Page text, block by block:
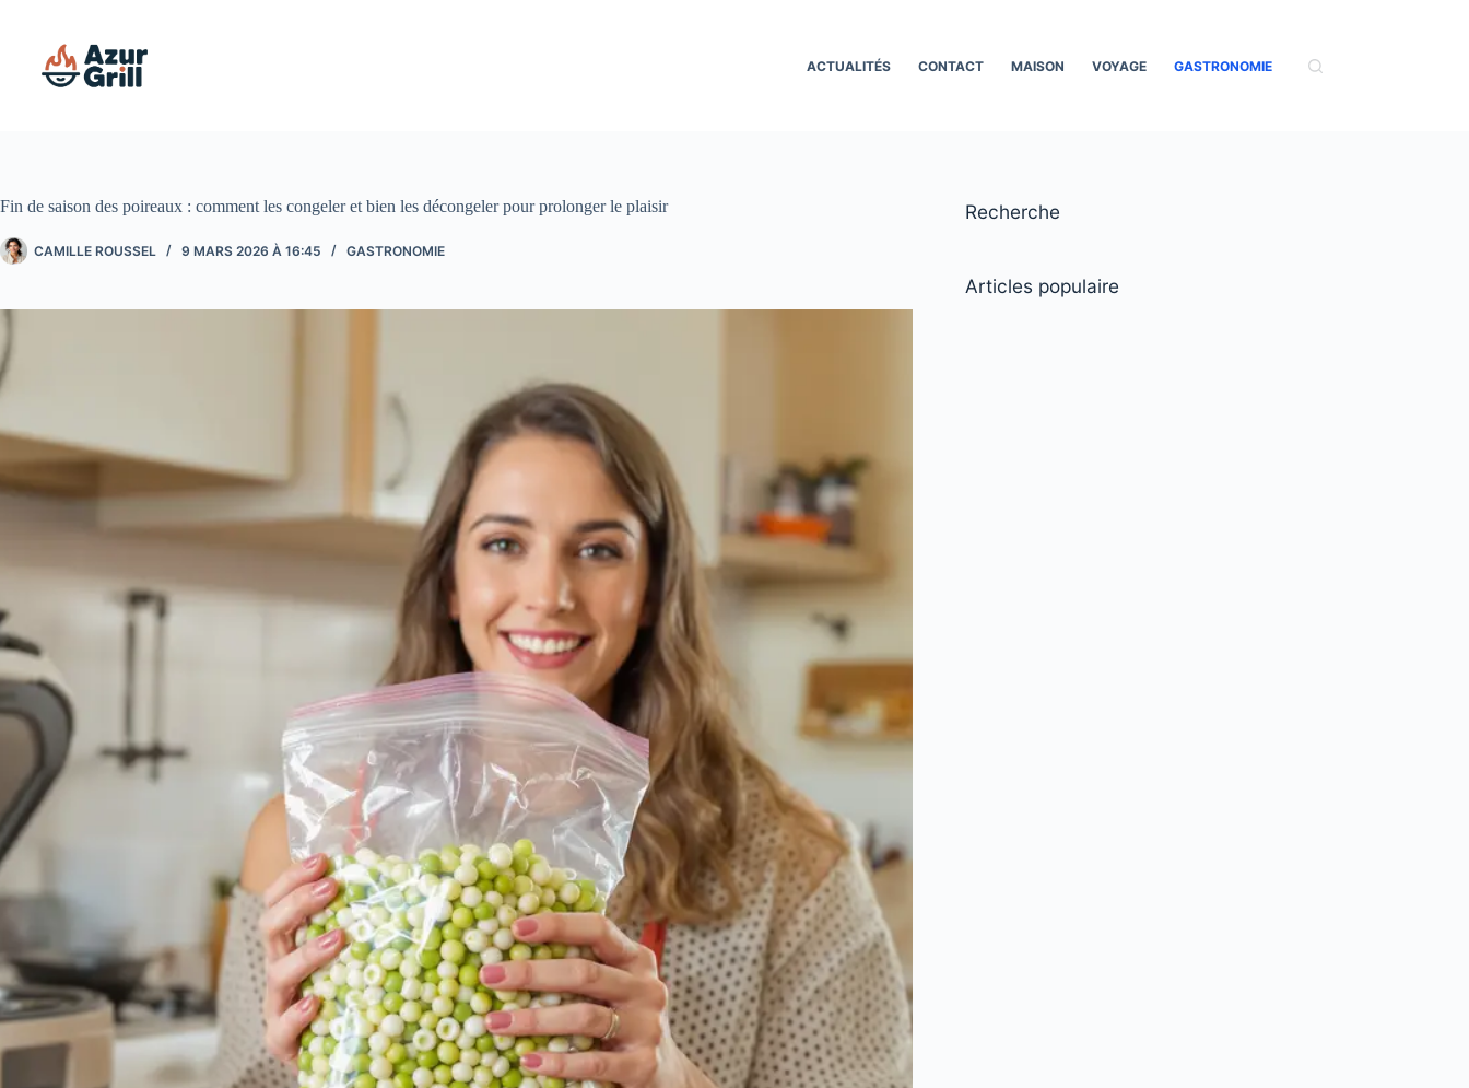
ACTUALITÉS CONTACT MAISON VOYAGE GASTRONOMIE
Fin de saison des poireaux : comment les congeler et bien les décongeler pour prolonger le plaisir
CAMILLE ROUSSEL 9 MARS 2026 À 16:45 GASTRONOMIE
Recherche
Articles populaire